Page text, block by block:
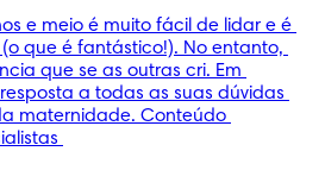
e meio é muito fácil de lidar e é
que é fantástico!). No entanto,
que se as outras cri. Em
a todas as suas dúvidas
maternidade. Conteúdo